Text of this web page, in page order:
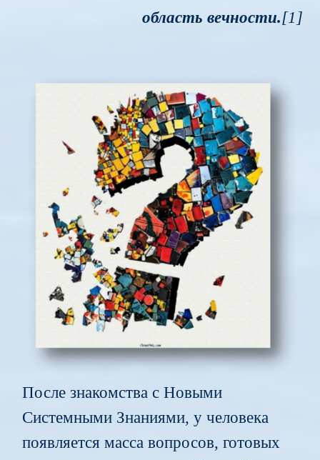
область вечности.[1]
После знакомства с Новыми
Системными Знаниями, у человека
появляется масса вопросов, готовых